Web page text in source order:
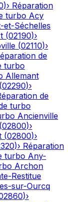
)› Réparation
turbo Acy
et-Séchelles
(02190)›
(02110)›
de
turbo
Allemant
(02290)›
de
turbo
Ancienville
(02800)›
(02800)›
)› Réparation
turbo Any-
Archon
Restitue
sur-Ourcq
)›